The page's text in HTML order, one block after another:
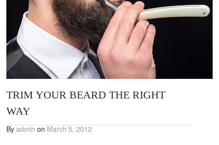
TRIM YOUR BEARD THE RIGHT
WAY
Byadmin on March 5, 2012